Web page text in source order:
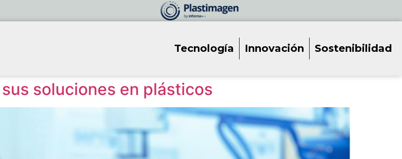
Tecnología Innovación Sostenibilidad
soluciones en plásticos